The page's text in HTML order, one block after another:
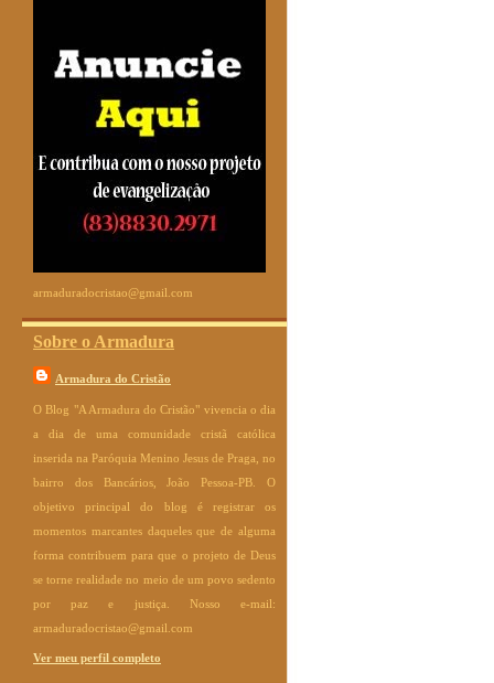
armaduradocristao@gmail.com
Sobre o Armadura
Armadura do Cristão
O Blog "A Armadura do Cristão" vivencia o dia
a dia de uma comunidade cristã católica
inserida na Paróquia Menino Jesus de Praga, no
bairro dos Bancários, João Pessoa-PB. O
objetivo principal do blog é registrar os
momentos marcantes daqueles que de alguma
forma contribuem para que o projeto de Deus
se torne realidade no meio de um povo sedento
por paz e justiça. Nosso e-mail:
armaduradocristao@gmail.com
Ver meu perfil completo